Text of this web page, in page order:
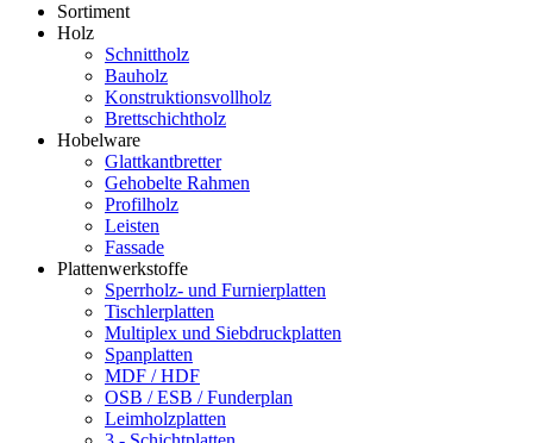
Sortiment
Holz
Schnittholz
Bauholz
Konstruktionsvollholz
Brettschichtholz
Hobelware
Glattkantbretter
Gehobelte Rahmen
Profilholz
Leisten
Fassade
Plattenwerkstoffe
Sperrholz- und Furnierplatten
Tischlerplatten
Multiplex und Siebdruckplatten
Spanplatten
MDF / HDF
OSB / ESB / Funderplan
Leimholzplatten